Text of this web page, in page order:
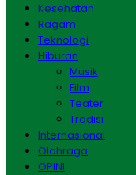
Kesehatan
Ragam
Teknologi
Hiburan
Musik
Film
Teater
Tradisi
Internasional
Olahraga
OPINI